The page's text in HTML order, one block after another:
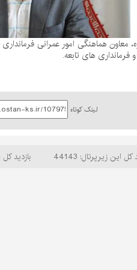
معاون هماهنگی امور عمرانی
های تابعه.
لینک کوتاه
کل این زیرپرتال: 44143 بازدید کل